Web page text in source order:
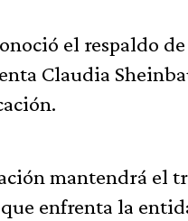
el respaldo
Claudia
mantendrá el
enfrenta la